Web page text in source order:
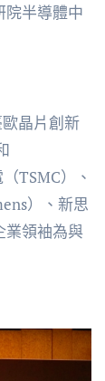
半導體中
晶片創新
TSMC）、
）、新思
業領袖為與